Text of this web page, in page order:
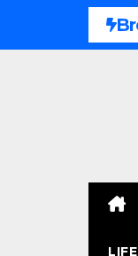
Pria di Bogor